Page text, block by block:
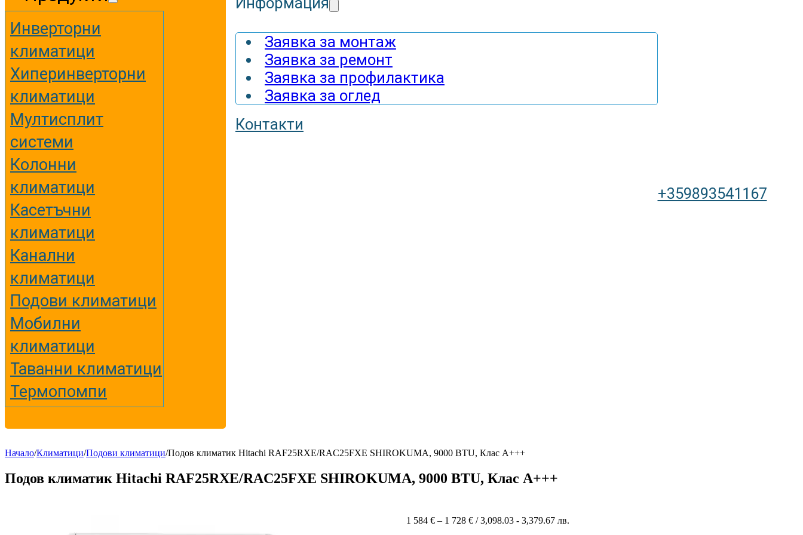
Инверторни
климатици
Хиперинверторни
климатици
Мултисплит
системи
Колонни
климатици
Касетъчни
климатици
Канални
климатици
Подови климатици
Мобилни
климатици
Таванни климатици
Термопомпи
Заявка за монтаж
Заявка за ремонт
Заявка за профилактика
Заявка за оглед
Контакти
+359893541167
Начало/Климатици/Подови климатици/Подов климатик Hitachi RAF25RXE/RAC25FXE SHIROKUMA, 9000 BTU, Клас A+++
Подов климатик Hitachi RAF25RXE/RAC25FXE SHIROKUMA, 9000 BTU, Клас A+++
1 584 € – 1 728 €Price
/ 3,098.03 - 3,379.67 лв.